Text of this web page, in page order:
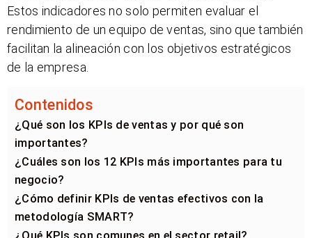
Estos indicadores no solo permiten evaluar el
rendimiento de un equipo de ventas, sino que también
facilitan la alineación con los objetivos estratégicos
de la empresa.
Contenidos
¿Qué son los KPIs de ventas y por qué son
importantes?
¿Cuáles son los 12 KPIs más importantes para tu
negocio?
¿Cómo definir KPIs de ventas efectivos con la
metodología SMART?